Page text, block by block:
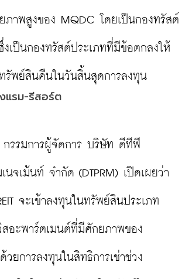
ภาพสูงของ MQDC โดยเป็นกองทรัสต์
งเป็นกองทรัสต์ประเภทที่มีข้อตกลงให้
แรม-รีสอร์ต
กรรมการผู้จัดการ บริษัท ดีทีพี
นจเม้นท์ จำกัด (DTPRM) เปิดเผยว่า
จะเข้าลงทุนในทรัพย์สินประเภท
สอะพาร์ตเมนต์ที่มีศักยภาพของ
ยการลงทุนในสิทธิการเช่าช่วง